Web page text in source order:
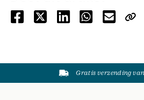
Gratis verzending